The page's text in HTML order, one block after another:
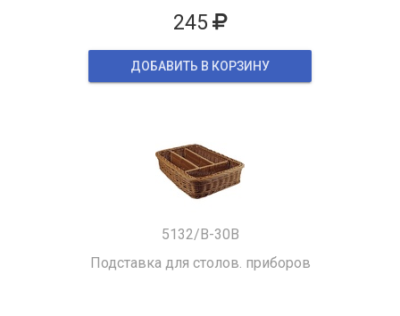
245
ДОБАВИТЬ В КОРЗИНУ
5132/B-30B
Подставка для столов. приборов